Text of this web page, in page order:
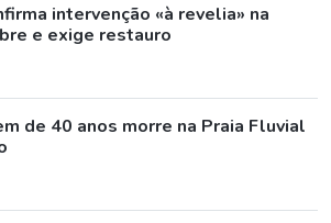
intervenção «à revelia» na
e exige restauro
de 40 anos morre na Praia Fluvial